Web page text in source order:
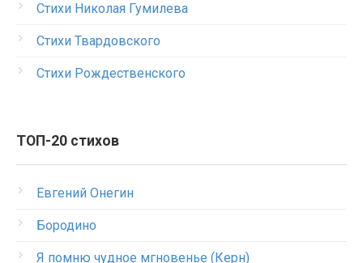
Стихи Николая Гумилева
Стихи Твардовского
Стихи Рождественского
ТОП-20 стихов
Евгений Онегин
Бородино
Я помню чудное мгновенье (Керн)